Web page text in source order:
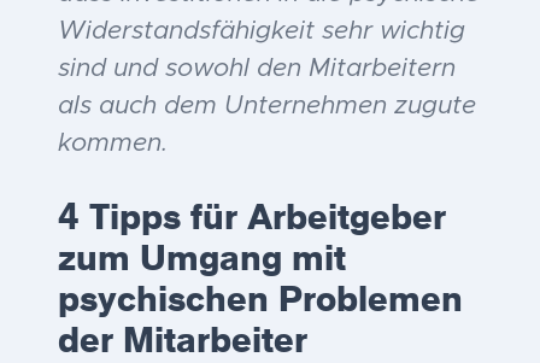
Widerstandsfähigkeit sehr wichtig
sind und sowohl den Mitarbeitern
als auch dem Unternehmen zugute
kommen.
4 Tipps für Arbeitgeber
zum Umgang mit
psychischen Problemen
der Mitarbeiter